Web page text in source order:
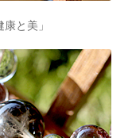
と美」